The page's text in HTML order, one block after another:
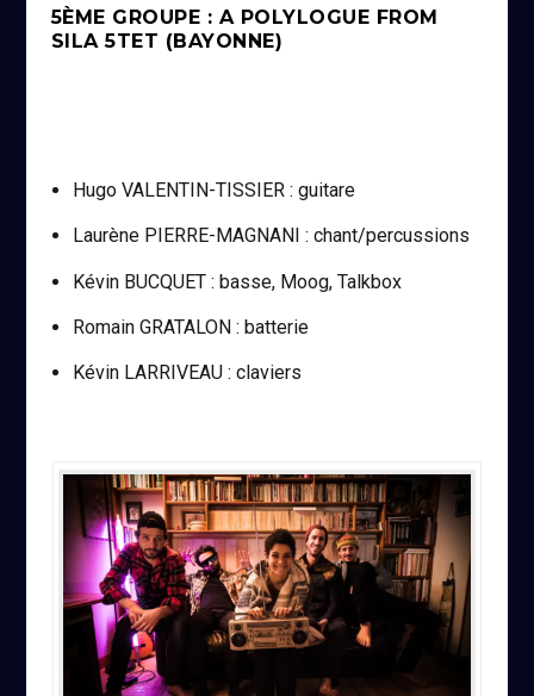
5ÈME GROUPE : A POLYLOGUE FROM
SILA 5TET (BAYONNE)
Hugo VALENTIN-TISSIER : guitare
Laurène PIERRE-MAGNANI : chant/percussions
Kévin BUCQUET : basse, Moog, Talkbox
Romain GRATALON : batterie
Kévin LARRIVEAU : claviers